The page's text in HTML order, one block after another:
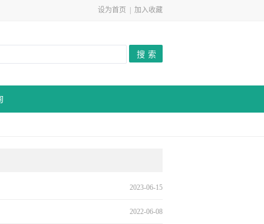
设为首页 加入收藏
2023-06-15
2022-06-08